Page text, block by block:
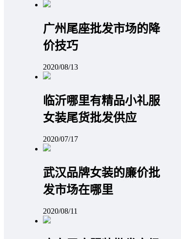
广州尾座批发市场的降
价技巧
2020/08/13
临沂哪里有精品小礼服
女装尾货批发供应
2020/07/17
武汉品牌女装的廉价批
发市场在哪里
2020/08/11